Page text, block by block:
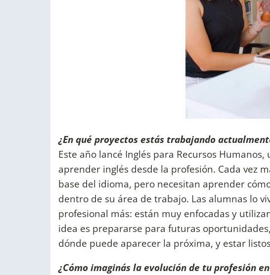
¿En qué proyectos estás trabajando
Este año lancé Inglés para Recursos
aprender inglés desde la profesión. Cada vez
base del idioma, pero necesitan aprender
dentro de su área de trabajo. Las alumnas lo
profesional más: están muy enfocadas y
idea es prepararse para futuras
dónde puede aparecer la próxima, y estar
¿Cómo imaginás la evolución de tu profesión